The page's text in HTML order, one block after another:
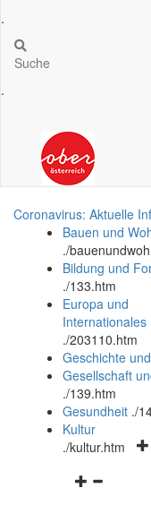
.
Suche
.
Coronavirus: Aktuelle
Bauen und
./
Bildung und
./133.htm
Europa und
Internationales
./203110.htm
Geschichte
Gesellschaft
./139.htm
Gesundheit ./
Kultur
./kultur.htm